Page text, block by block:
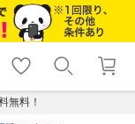
shopping_cart lock_outline
ログイン
無料！